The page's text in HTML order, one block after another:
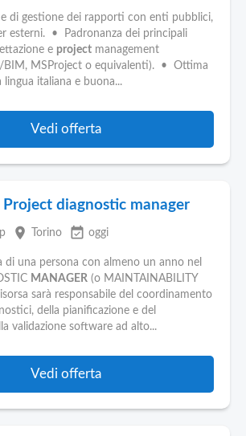
di gestione dei rapporti con enti pubblici,
esterni. • Padronanza dei principali
e project management
BIM, MSProject o equivalenti). • Ottima
lingua italiana e buona...
Vedi offerta
diagnostic manager
place Torino event_available oggi
di una persona con almeno un anno nel
MANAGER (o MAINTAINABILITY
sarà responsabile del coordinamento
della pianificazione e del
validazione software ad alto...
Vedi offerta